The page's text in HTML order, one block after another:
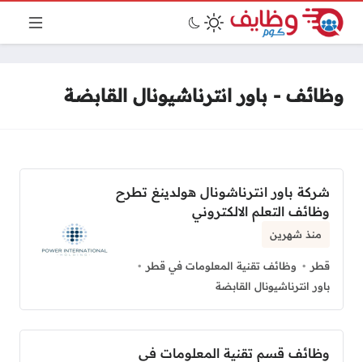
وظائف - باور انترناشيونال القابضة
شركة باور انترناشونال هولدينغ تطرح
وظائف التعلم الالكتروني
منذ شهرين
قطر
وظائف تقنية المعلومات في قطر
باور انترناشيونال القابضة
وظائف قسم تقنية المعلومات في